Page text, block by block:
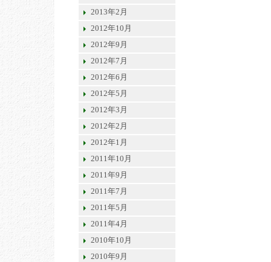
2013年2月
2012年10月
2012年9月
2012年7月
2012年6月
2012年5月
2012年3月
2012年2月
2012年1月
2011年10月
2011年9月
2011年7月
2011年5月
2011年4月
2010年10月
2010年9月